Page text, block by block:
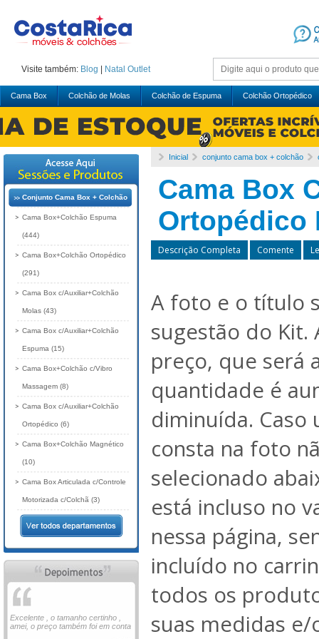
Visite também: Blog Natal Outlet
Cama Box Colchão de Molas Colchão de Espuma Colchão Ortopédico
Inicial conjunto cama box + colchão
Cama Box
Ortopédico
Descrição Completa Comente
A foto e o título
sugestão do Kit.
preço, que será
quantidade é
diminuída.
consta na foto
selecionado
está incluso no
nessa página,
incluído no
todos os
suas medidas e/
Conjunto Cama Box + Colchão
Cama Box+Colchão Espuma
(444)
Cama Box+Colchão Ortopédico
(291)
Cama Box c/Auxiliar+Colchão
Molas (43)
Cama Box c/Auxiliar+Colchão
Espuma (15)
Cama Box+Colchão c/Vibro
Massagem (8)
Cama Box c/Auxiliar+Colchão
Ortopédico (6)
Cama Box+Colchão Magnético
(10)
Cama Box Articulada c/Controle
Motorizada c/Colchã (3)
Excelente , o tamanho certinho ,
amei, o preço também foi em conta